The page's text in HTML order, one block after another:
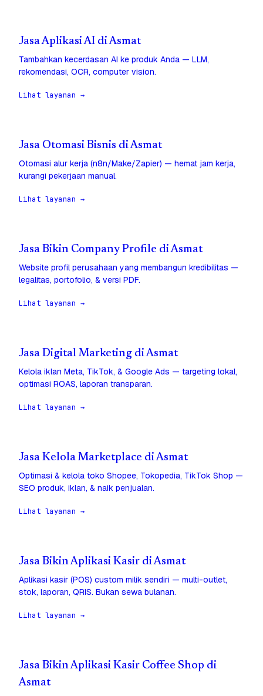
Jasa Aplikasi AI di Asmat
Tambahkan kecerdasan AI ke produk Anda — LLM,
rekomendasi, OCR, computer vision.
Lihat layanan →
Jasa Otomasi Bisnis di Asmat
Otomasi alur kerja (n8n/Make/Zapier) — hemat jam kerja,
kurangi pekerjaan manual.
Lihat layanan →
Jasa Bikin Company Profile di Asmat
Website profil perusahaan yang membangun kredibilitas —
legalitas, portofolio, & versi PDF.
Lihat layanan →
Jasa Digital Marketing di Asmat
Kelola iklan Meta, TikTok, & Google Ads — targeting lokal,
optimasi ROAS, laporan transparan.
Lihat layanan →
Jasa Kelola Marketplace di Asmat
Optimasi & kelola toko Shopee, Tokopedia, TikTok Shop —
SEO produk, iklan, & naik penjualan.
Lihat layanan →
Jasa Bikin Aplikasi Kasir di Asmat
Aplikasi kasir (POS) custom milik sendiri — multi-outlet,
stok, laporan, QRIS. Bukan sewa bulanan.
Lihat layanan →
Jasa Bikin Aplikasi Kasir Coffee Shop di
Asmat